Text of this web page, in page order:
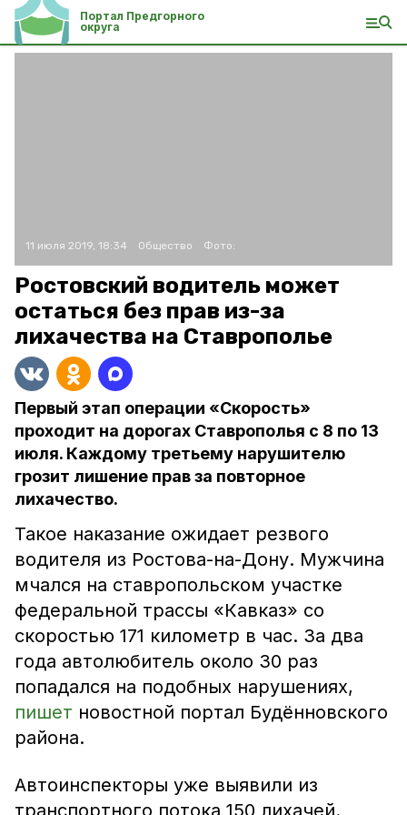
Портал Предгорного
округа
11 июля 2019, 18:34 Общество Фото:
Ростовский водитель может
остаться без прав из-за
лихачества на Ставрополье
Первый этап операции «Скорость»
проходит на дорогах Ставрополья с 8 по 13
июля. Каждому третьему нарушителю
грозит лишение прав за повторное
лихачество.
Такое наказание ожидает резвого
водителя из Ростова-на-Дону. Мужчина
мчался на ставропольском участке
федеральной трассы «Кавказ» со
скоростью 171 километр в час. За два
года автолюбитель около 30 раз
попадался на подобных нарушениях,
пишет новостной портал Будённовского
района.
Автоинспекторы уже выявили из
транспортного потока 150 лихачей.